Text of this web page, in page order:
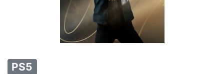
PS5